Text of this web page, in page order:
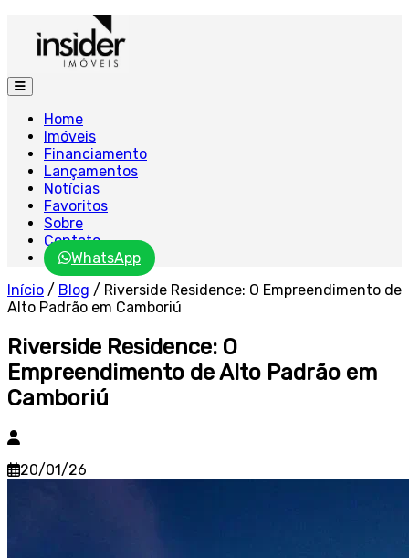
Home
Imóveis
Financiamento
Lançamentos
Notícias
Favoritos
Sobre
Contato
WhatsApp
Início / Blog / Riverside Residence: O Empreendimento de
Alto Padrão em Camboriú
Riverside Residence: O
Empreendimento de Alto Padrão em
Camboriú
20/01/26